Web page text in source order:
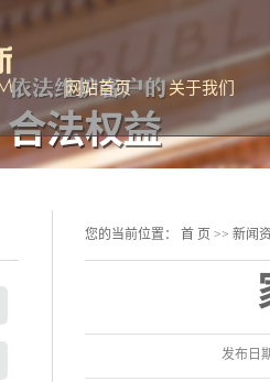
网站首页 关于我们
公司简介
联系我们
您的当前位置： 首 页 >> 新闻
发布日